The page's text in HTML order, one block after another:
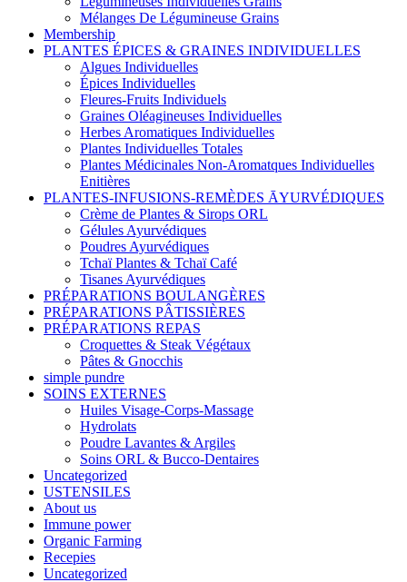
Mélanges De Légumineuse Grains
Membership
PLANTES ÉPICES & GRAINES INDIVIDUELLES
Algues Individuelles
Épices Individuelles
Fleures-Fruits Individuels
Graines Oléagineuses Individuelles
Herbes Aromatiques Individuelles
Plantes Individuelles Totales
Plantes Médicinales Non-Aromatques Individuelles
Enitières
PLANTES-INFUSIONS-REMÈDES ĀYURVÉDIQUES
Crème de Plantes & Sirops ORL
Gélules Ayurvédiques
Poudres Ayurvédiques
Tchaï Plantes & Tchaï Café
Tisanes Ayurvédiques
PRÉPARATIONS BOULANGÈRES
PRÉPARATIONS PÂTISSIÈRES
PRÉPARATIONS REPAS
Croquettes & Steak Végétaux
Pâtes & Gnocchis
simple pundre
SOINS EXTERNES
Huiles Visage-Corps-Massage
Hydrolats
Poudre Lavantes & Argiles
Soins ORL & Bucco-Dentaires
Uncategorized
USTENSILES
About us
Immune power
Organic Farming
Recepies
Uncategorized